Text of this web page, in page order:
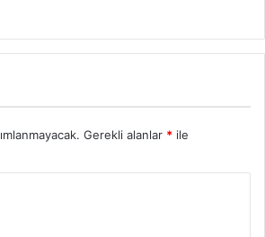
Gerekli alanlar * ile